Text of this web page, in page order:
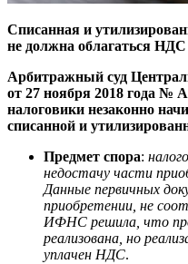
Списанная и
не должна облагаться НДС
Арбитражный суд
от 27 ноября 2018 года №
налоговики незаконно
списанной и
Предмет спора:
недостачу части
Данные первичных
приобретении, не
ИФНС решила, что
реализована, но
уплачен НДС.